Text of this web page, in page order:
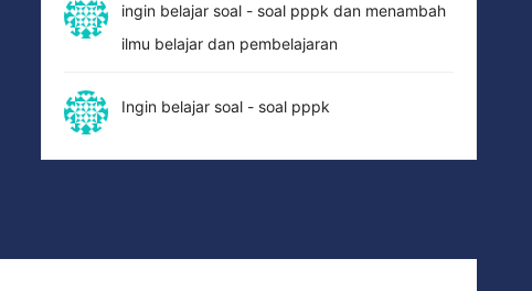
ingin belajar soal - soal pppk dan menambah
ilmu belajar dan pembelajaran
Ingin belajar soal - soal pppk